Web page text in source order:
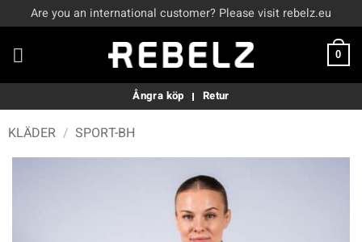
to
content
Are you an international customer? Please visit rebelz.eu
0
Ångra köp Retur
KLÄDER / SPORT-BH